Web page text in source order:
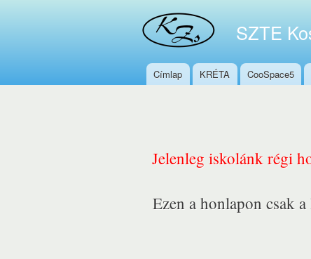
SZTE
Főmenü
Címlap KRÉTA CooSpace5
Jelenleg iskolánk régi
Ezen a honlapon csak